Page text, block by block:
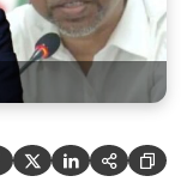
   